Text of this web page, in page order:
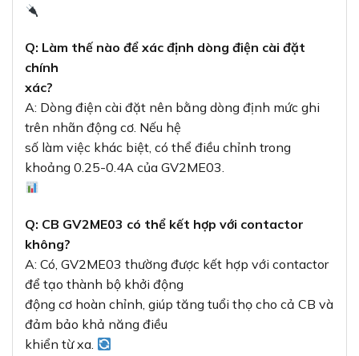
Q: Làm thế nào để xác định dòng điện cài đặt
chính
xác?
A: Dòng điện cài đặt nên bằng dòng định mức ghi
trên nhãn động cơ. Nếu hệ
số làm việc khác biệt, có thể điều chỉnh trong
khoảng 0.25-0.4A của GV2ME03.
Q: CB GV2ME03 có thể kết hợp với contactor
không?
A: Có, GV2ME03 thường được kết hợp với contactor
để tạo thành bộ khởi động
động cơ hoàn chỉnh, giúp tăng tuổi thọ cho cả CB và
đảm bảo khả năng điều
khiển từ xa.